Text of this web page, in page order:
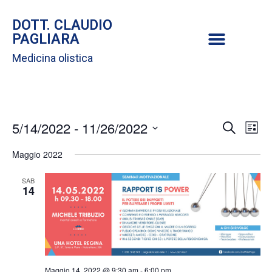
DOTT. CLAUDIO
PAGLIARA
Medicina olistica
E
v
e
n
t
C
r
E
v
e
n
t
L
5/14/2022 - 11/26/2022
Maggio 2022
SAB
14